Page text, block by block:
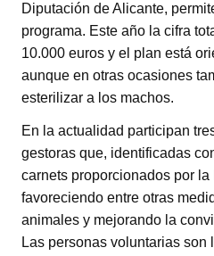
Diputación de Alicante,
programa. Este año la cifra
10.000 euros y el plan está
aunque en otras ocasiones
esterilizar a los machos.
En la actualidad participan
gestoras que, identificadas
carnets proporcionados por
favoreciendo entre otras
animales y mejorando la
Las personas voluntarias son